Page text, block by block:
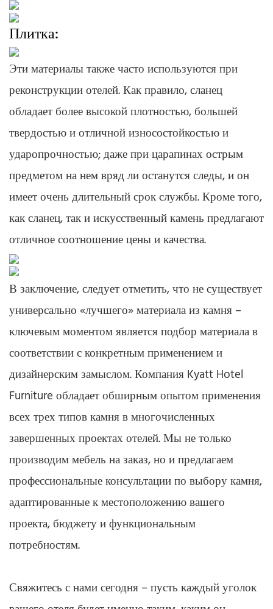
Плитка:
Эти материалы также часто используются при
реконструкции отелей. Как правило, сланец
обладает более высокой плотностью, большей
твердостью и отличной износостойкостью и
ударопрочностью; даже при царапинах острым
предметом на нем вряд ли останутся следы, и он
имеет очень длительный срок службы. Кроме того,
как сланец, так и искусственный камень предлагают
отличное соотношение цены и качества.
В заключение, следует отметить, что не существует
универсально «лучшего» материала из камня –
ключевым моментом является подбор материала в
соответствии с конкретным применением и
дизайнерским замыслом. Компания Kyatt Hotel
Furniture обладает обширным опытом применения
всех трех типов камня в многочисленных
завершенных проектах отелей. Мы не только
производим мебель на заказ, но и предлагаем
профессиональные консультации по выбору камня,
адаптированные к местоположению вашего
проекта, бюджету и функциональным
потребностям.
Свяжитесь с нами сегодня – пусть каждый уголок